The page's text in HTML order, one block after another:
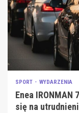
SPORT WYDARZENIA
Enea
się na